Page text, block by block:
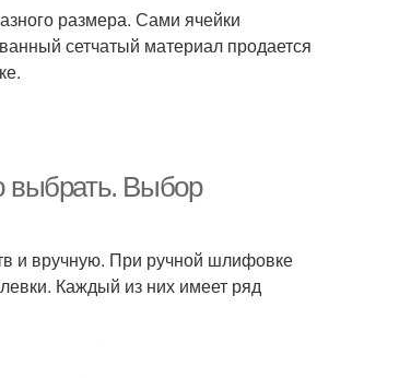
размера. Сами ячейки
сетчатый материал продается
выбрать. Выбор
и вручную. При ручной шлифовке
Каждый из них имеет ряд